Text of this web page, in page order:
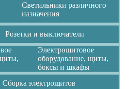
Светильники различного
назначения
Розетки и выключатели
Электрощитовое
оборудование, щиты,
боксы и шкафы
Сборка электрощитов